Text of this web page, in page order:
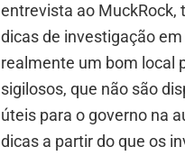
entrevista ao MuckRock,
dicas de investigação
realmente um bom local
sigilosos, que não são
úteis para o governo na
dicas a partir do que os